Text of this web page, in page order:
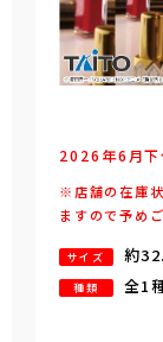
2026年6 月
※店舗の在庫
ますので予め
サイズ 約
種類 全1